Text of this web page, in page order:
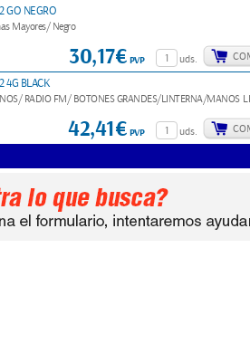
GO NEGRO
Mayores/ Negro
uds.
30,17€PVP
4G BLACK
RADIO FM/ BOTONES GRANDES/LINTERNA/MANOS
uds.
42,41€PVP